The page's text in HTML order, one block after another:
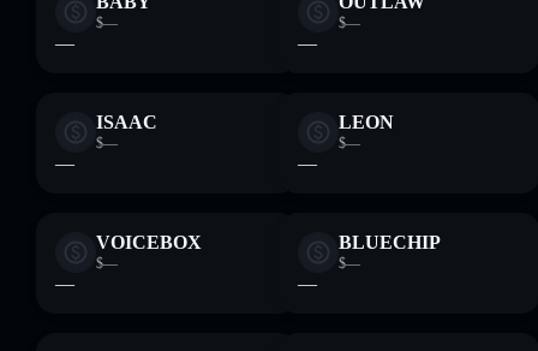
$—
—
$—
—
ISAAC
$—
—
LEON
$—
—
VOICEBOX
$—
—
BLUECHIP
$—
—